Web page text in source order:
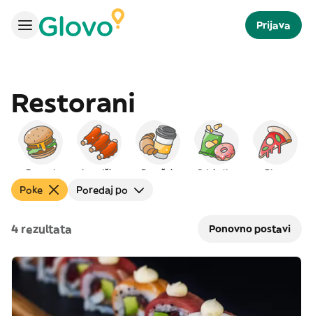
Prijava
Restorani
Burgeri Američka Doručak Grickalice Pizza
Poke Poredaj po
4 rezultata Ponovno postavi